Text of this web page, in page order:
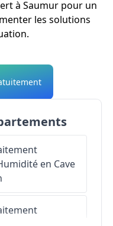
à Saumur pour un
les solutions
en Cave